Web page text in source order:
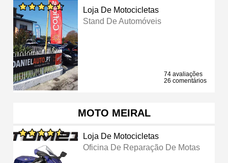
Loja De Motocicletas
Stand De Automóveis
74 avaliações
26 comentários
MOTO MEIRAL
Loja De Motocicletas
Oficina De Reparação De Motas